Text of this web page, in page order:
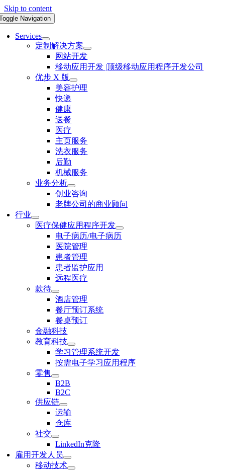
Skip to content
Navigation
Services
定制解决方案
网站开发
移动应用开发 |顶级移动应用程序开发公司
优步 X 版
美容护理
快递
健康
送餐
医疗
主页服务
洗衣服务
后勤
机械服务
业务分析
创业咨询
老牌公司的商业顾问
行业
医疗保健应用程序开发
电子病历/电子病历
医院管理
患者管理
患者监护应用
远程医疗
款待
酒店管理
餐厅预订系统
餐桌预订
金融科技
教育科技
学习管理系统开发
按需电子学习应用程序
零售
B2B
B2C
供应链
运输
仓库
社交
LinkedIn克隆
雇用开发人员
移动技术